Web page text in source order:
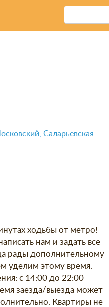
Саларьевская
ходьбы от метро!
нам и задать все
рады дополнительному
уделим этому время.
с 14:00 до 22:00
заезда/выезда может
Квартиры не